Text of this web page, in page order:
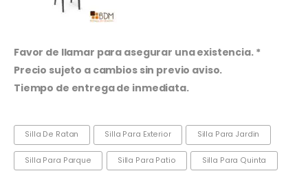
Favor de llamar para asegurar una existencia. *
Precio sujeto a cambios sin previo aviso.
Tiempo de entrega de inmediata.
Silla De Ratan Silla Para Exterior Silla Para Jardin
Silla Para Parque Silla Para Patio Silla Para Quinta